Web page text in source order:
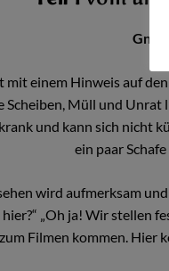
mit einem Hinweis auf
Scheiben, Müll und
und kann sich nicht
ein paar
wird aufmerksam
„Oh ja! Wir stellen
Filmen kommen. Hier